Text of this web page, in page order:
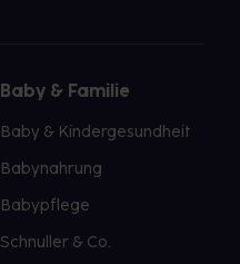
Baby & Familie
Baby & Kindergesundheit
Babynahrung
Babypflege
Schnuller & Co.